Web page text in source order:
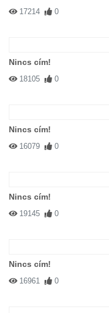
17214 0
Nincs cím!
18105 0
Nincs cím!
16079 0
Nincs cím!
19145 0
Nincs cím!
16961 0